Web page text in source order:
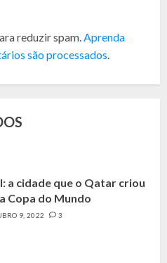
reduzir spam. Aprenda
são processados
a cidade que o Qatar criou
Copa do Mundo
9, 2022 3